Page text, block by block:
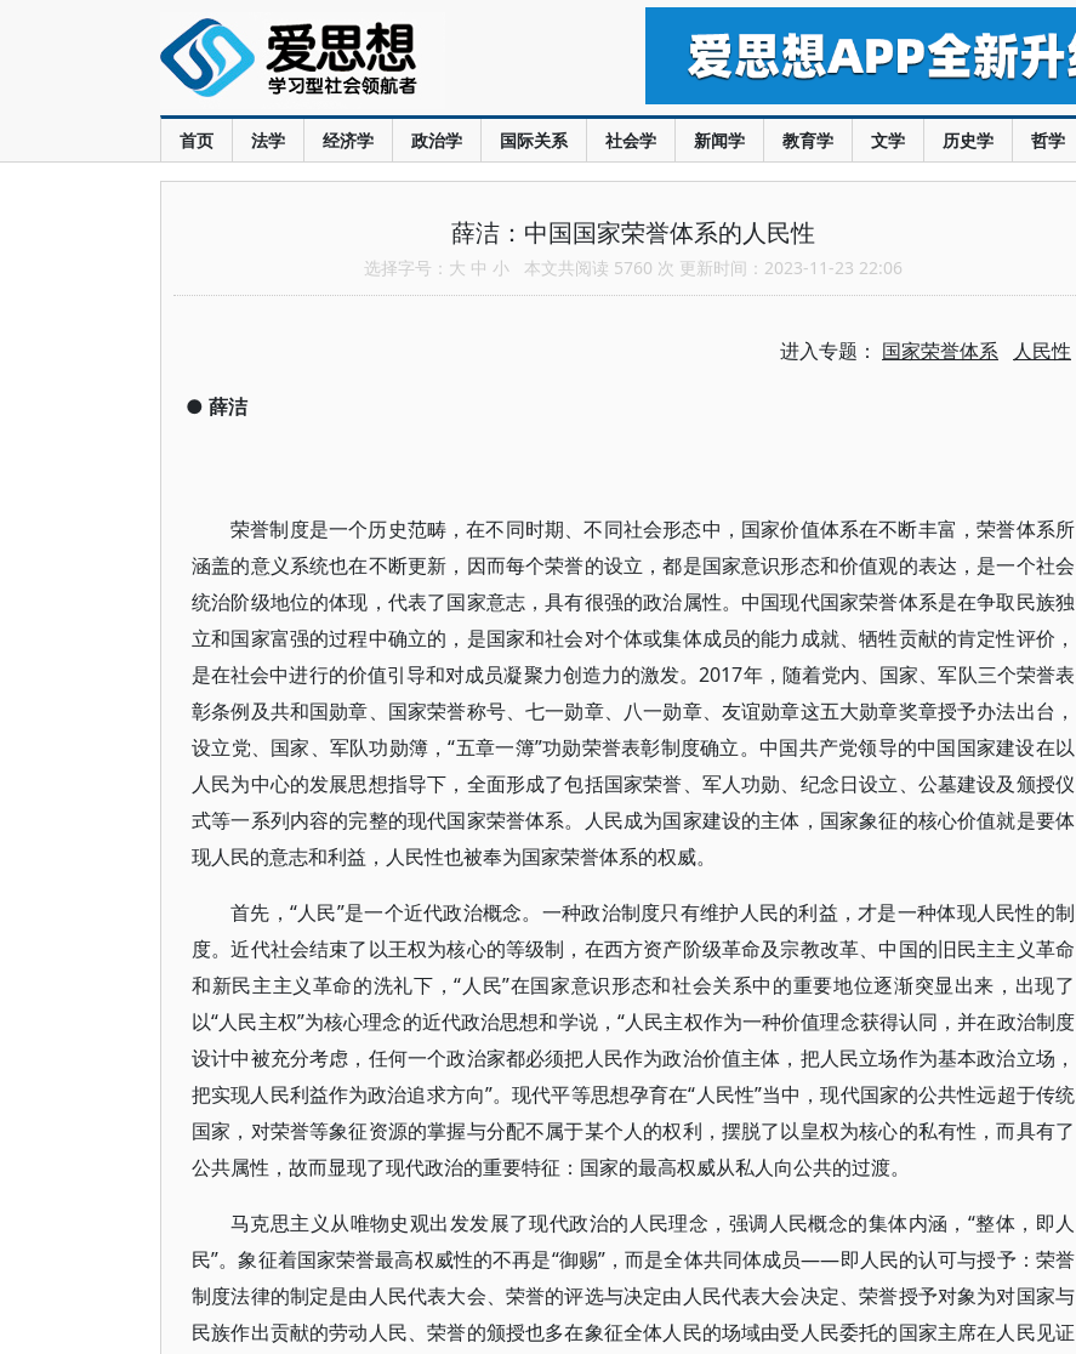
首页 法学 经济学 政治学 国际关系 社会学 新闻学 教育学 文学 历史学 哲学
薛洁：中国国家荣誉体系的人民性
选择字号： 大 中 小 本文共阅读 5760 次 更新时间：2023-11-23 22:06
进入专题： 国家荣誉体系 人民性
● 薛洁
荣誉制度是一个历史范畴，在不同时期、不同社会形态中，国家价值体系在不断丰富，荣誉体系所
涵盖的意义系统也在不断更新，因而每个荣誉的设立，都是国家意识形态和价值观的表达，是一个社会
统治阶级地位的体现，代表了国家意志，具有很强的政治属性。中国现代国家荣誉体系是在争取民族独
立和国家富强的过程中确立的，是国家和社会对个体或集体成员的能力成就、牺牲贡献的肯定性评价，
是在社会中进行的价值引导和对成员凝聚力创造力的激发。2017年，随着党内、国家、军队三个荣誉表
彰条例及共和国勋章、国家荣誉称号、七一勋章、八一勋章、友谊勋章这五大勋章奖章授予办法出台，
设立党、国家、军队功勋簿，“五章一簿”功勋荣誉表彰制度确立。中国共产党领导的中国国家建设在以
人民为中心的发展思想指导下，全面形成了包括国家荣誉、军人功勋、纪念日设立、公墓建设及颁授仪
式等一系列内容的完整的现代国家荣誉体系。人民成为国家建设的主体，国家象征的核心价值就是要体
现人民的意志和利益，人民性也被奉为国家荣誉体系的权威。
首先，“人民”是一个近代政治概念。一种政治制度只有维护人民的利益，才是一种体现人民性的制
度。近代社会结束了以王权为核心的等级制，在西方资产阶级革命及宗教改革、中国的旧民主主义革命
和新民主主义革命的洗礼下，“人民”在国家意识形态和社会关系中的重要地位逐渐突显出来，出现了
以“人民主权”为核心理念的近代政治思想和学说，“人民主权作为一种价值理念获得认同，并在政治制度
设计中被充分考虑，任何一个政治家都必须把人民作为政治价值主体，把人民立场作为基本政治立场，
把实现人民利益作为政治追求方向”。现代平等思想孕育在“人民性”当中，现代国家的公共性远超于传统
国家，对荣誉等象征资源的掌握与分配不属于某个人的权利，摆脱了以皇权为核心的私有性，而具有了
公共属性，故而显现了现代政治的重要特征：国家的最高权威从私人向公共的过渡。
马克思主义从唯物史观出发发展了现代政治的人民理念，强调人民概念的集体内涵，“整体，即人
民”。象征着国家荣誉最高权威性的不再是“御赐”，而是全体共同体成员——即人民的认可与授予：荣誉
制度法律的制定是由人民代表大会、荣誉的评选与决定由人民代表大会决定、荣誉授予对象为对国家与
民族作出贡献的劳动人民、荣誉的颁授也多在象征全体人民的场域由受人民委托的国家主席在人民见证